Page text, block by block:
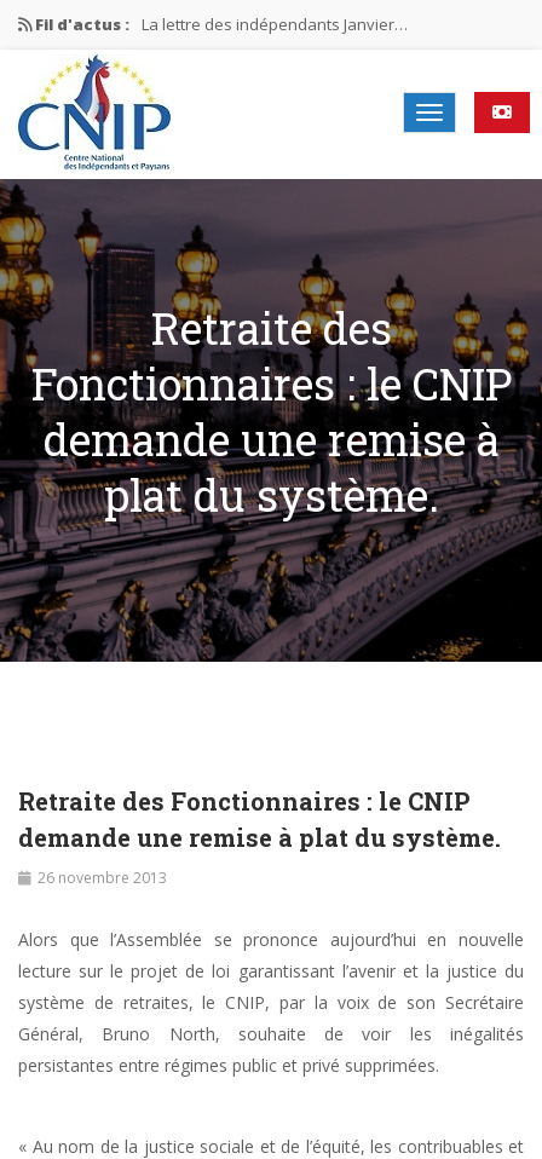
Fil d'actus : La lettre des indépendants Janvier…
La lettre des indépendants Novembre…
La lettre des indépendants Juin…
Mission nationale ÉLECTIONS MUNICIPALES 2026
Retraite des
Fonctionnaires : le CNIP
demande une remise à
plat du système.
Retraite des Fonctionnaires : le CNIP
demande une remise à plat du système.
26 novembre 2013
Alors que l’Assemblée se prononce aujourd’hui en nouvelle
lecture sur le projet de loi garantissant l’avenir et la justice du
système de retraites, le CNIP, par la voix de son Secrétaire
Général, Bruno North, souhaite de voir les inégalités
persistantes entre régimes public et privé supprimées.
« Au nom de la justice sociale et de l’équité, les contribuables et